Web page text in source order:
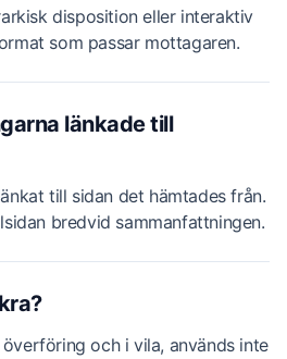
disposition eller interaktiv
som passar mottagaren.
länkade till
till sidan det hämtades från.
bredvid sammanfattningen.
och i vila, används inte